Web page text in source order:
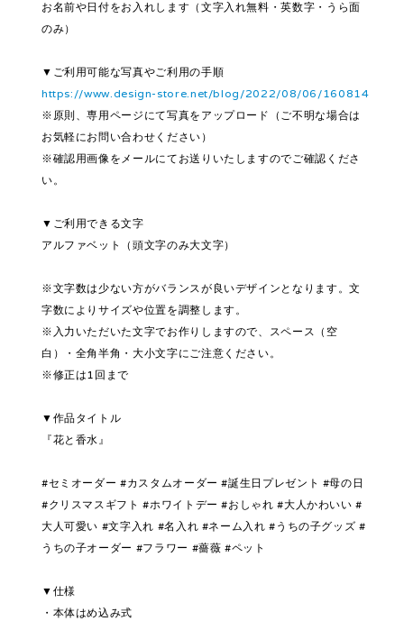
お名前や日付をお入れします（文字入れ無料・英数字・うら面
のみ）
▼ご利用可能な写真やご利用の手順
https://www.design-store.net/blog/2022/08/06/160814
※原則、専用ページにて写真をアップロード（ご不明な場合は
お気軽にお問い合わせください）
※確認用画像をメールにてお送りいたしますのでご確認くださ
い。
▼ご利用できる文字
アルファベット（頭文字のみ大文字）
※文字数は少ない方がバランスが良いデザインとなります。文
字数によりサイズや位置を調整します。
※入力いただいた文字でお作りしますので、スペース（空
白）・全角半角・大小文字にご注意ください。
※修正は1回まで
▼作品タイトル
『花と香水』
#セミオーダー #カスタムオーダー #誕生日プレゼント #母の日
#クリスマスギフト #ホワイトデー #おしゃれ #大人かわいい #
大人可愛い #文字入れ #名入れ #ネーム入れ #うちの子グッズ #
うちの子オーダー #フラワー #薔薇 #ペット
▼仕様
・本体はめ込み式